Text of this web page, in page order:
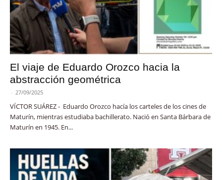
El viaje de Eduardo Orozco hacia la
abstracción geométrica
- 27/09/2025
VÍCTOR SUÁREZ - Eduardo Orozco hacía los carteles de los cines de
Maturín, mientras estudiaba bachillerato. Nació en Santa Bárbara de
Maturín en 1945. En...